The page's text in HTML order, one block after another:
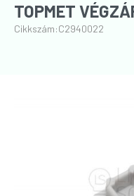
TOPMET
Cikkszám:C2940022